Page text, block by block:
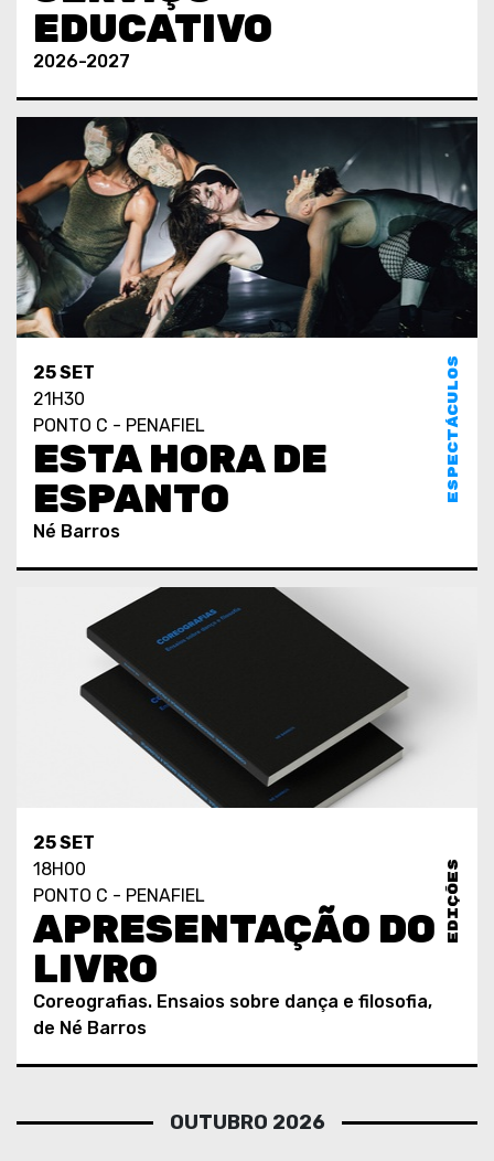
EDUCATIVO
2026-2027
25 SET
21H30
PONTO C - PENAFIEL
ESTA HORA DE
ESPANTO
Né Barros
ESPECTÁCULOS
25 SET
18H00
PONTO C - PENAFIEL
APRESENTAÇÃO DO
LIVRO
Coreografias. Ensaios sobre dança e filosofia,
de Né Barros
EDIÇÕES
OUTUBRO 2026